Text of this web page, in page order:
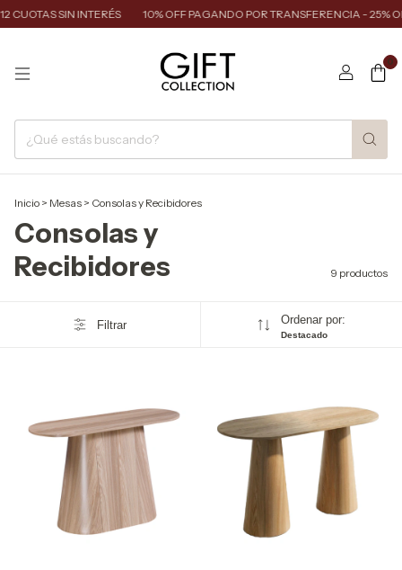
SIN INTERÉS 10% OFF PAGANDO POR TRANSFERENCIA - 25%
0
Inicio > Mesas > Consolas y Recibidores
Consolas y
Recibidores
9 productos
Filtrar Ordenar por:
Destacado